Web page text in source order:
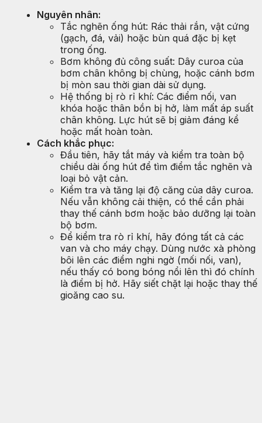
Nguyên nhân:
Tắc nghẽn ống hút: Rác thải rắn, vật cứng
(gạch, đá, vải) hoặc bùn quá đặc bị kẹt
trong ống.
Bơm không đủ công suất: Dây curoa của
bơm chân không bị chùng, hoặc cánh bơm
bị mòn sau thời gian dài sử dụng.
Hệ thống bị rò rỉ khí: Các điểm nối, van
khóa hoặc thân bồn bị hở, làm mất áp suất
chân không. Lực hút sẽ bị giảm đáng kể
hoặc mất hoàn toàn.
Cách khắc phục:
Đầu tiên, hãy tắt máy và kiểm tra toàn bộ
chiều dài ống hút để tìm điểm tắc nghẽn và
loại bỏ vật cản.
Kiểm tra và tăng lại độ căng của dây curoa.
Nếu vẫn không cải thiện, có thể cần phải
thay thế cánh bơm hoặc bảo dưỡng lại toàn
bộ bơm.
Để kiểm tra rò rỉ khí, hãy đóng tất cả các
van và cho máy chạy. Dùng nước xà phòng
bôi lên các điểm nghi ngờ (mối nối, van),
nếu thấy có bong bóng nổi lên thì đó chính
là điểm bị hở. Hãy siết chặt lại hoặc thay thế
gioăng cao su.